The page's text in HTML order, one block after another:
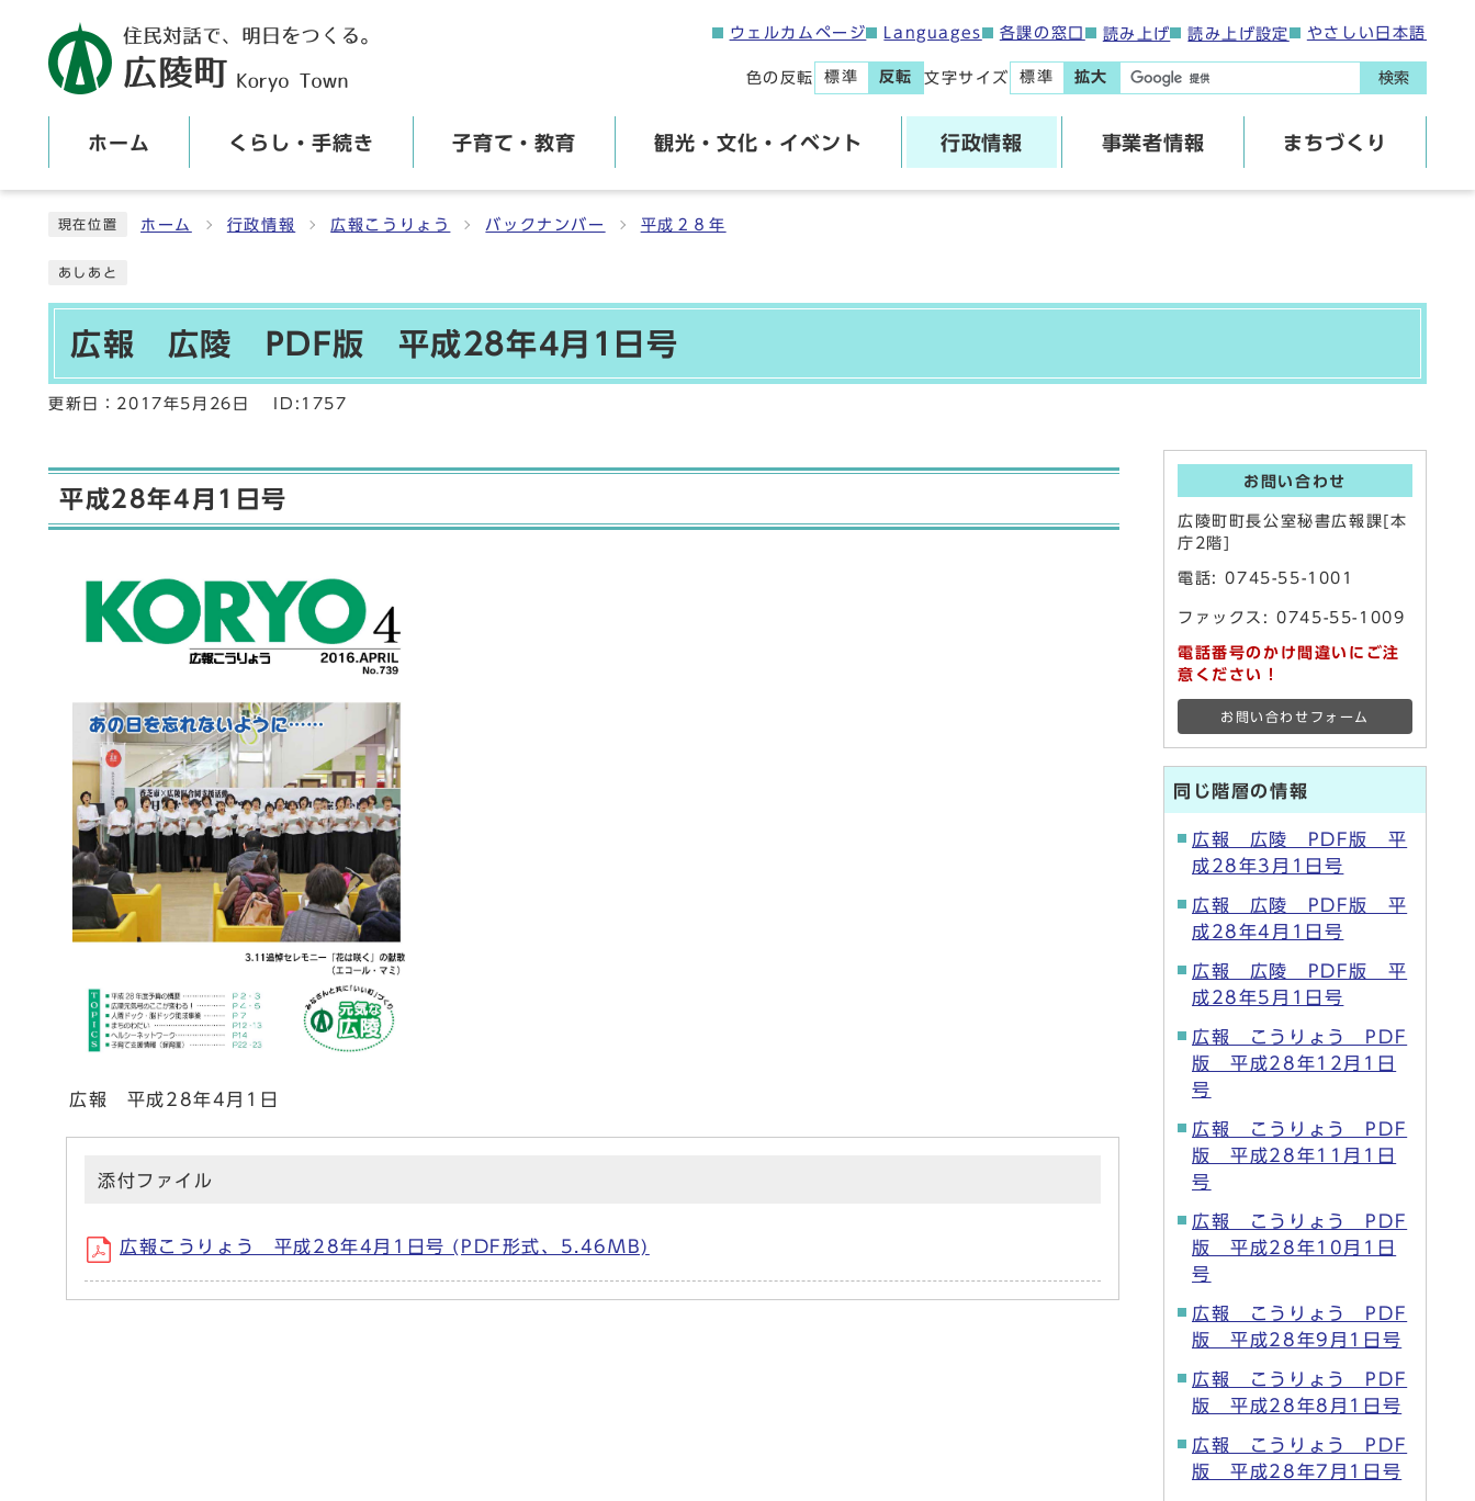
ウェルカムページ Languages 各課の窓口 読み上げ 読み上げ設定 やさしい日本語
色の反転 標準 反転 文字サイズ 標準 拡大 検索
ホーム くらし・手続き 子育て・教育 観光・文化・イベント 行政情報 事業者情報 まちづくり
現在位置 ホーム 行政情報 広報こうりょう バックナンバー 平成２８年
あしあと
広報 広陵 PDF版 平成28年4月1日号
更新日： 2017年5月26日 ID:1757
平成28年4月1日号
広報 平成28年4月1日
添付ファイル
広報こうりょう 平成28年4月1日号 (PDF形式、5.46MB)
お問い合わせ
広陵町町長公室秘書広報課[本
庁2階]
電話:0745-55-1001
ファックス: 0745-55-1009
電話番号のかけ間違いにご注
意ください！
お問い合わせフォーム
同じ階層の情報
広報 広陵 PDF版 平
成28年3月1日号
広報 広陵 PDF版 平
成28年4月1日号
広報 広陵 PDF版 平
成28年5月1日号
広報 こうりょう PDF
版 平成28年12月1日
号
広報 こうりょう PDF
版 平成28年11月1日
号
広報 こうりょう PDF
版 平成28年10月1日
号
広報 こうりょう PDF
版 平成28年9月1日号
広報 こうりょう PDF
版 平成28年8月1日号
広報 こうりょう PDF
版 平成28年7月1日号